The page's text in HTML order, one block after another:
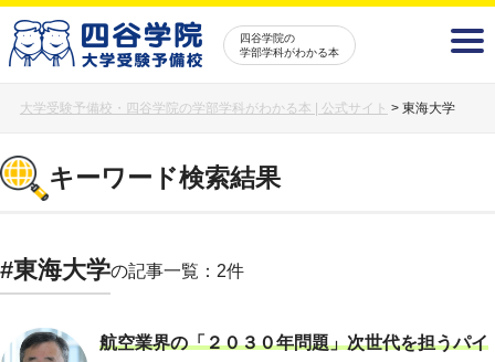
四谷学院の
学部学科がわかる本
大学受験予備校・四谷学院の学部学科がわかる本 | 公式サイト > 東海大学
キーワード検索結果
#東海大学の記事一覧：2件
航空業界の「２０３０年問題」次世代を担うパイ